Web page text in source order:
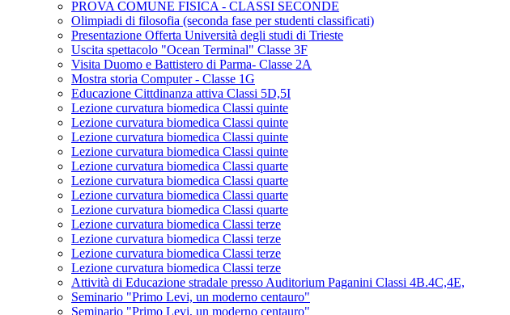
PROVA COMUNE FISICA - CLASSI SECONDE
Olimpiadi di filosofia (seconda fase per studenti classificati)
Presentazione Offerta Università degli studi di Trieste
Uscita spettacolo "Ocean Terminal" Classe 3F
Visita Duomo e Battistero di Parma- Classe 2A
Mostra storia Computer - Classe 1G
Educazione Cittdinanza attiva Classi 5D,5I
Lezione curvatura biomedica Classi quinte
Lezione curvatura biomedica Classi quinte
Lezione curvatura biomedica Classi quinte
Lezione curvatura biomedica Classi quinte
Lezione curvatura biomedica Classi quarte
Lezione curvatura biomedica Classi quarte
Lezione curvatura biomedica Classi quarte
Lezione curvatura biomedica Classi quarte
Lezione curvatura biomedica Classi terze
Lezione curvatura biomedica Classi terze
Lezione curvatura biomedica Classi terze
Lezione curvatura biomedica Classi terze
Attività di Educazione stradale presso Auditorium Paganini Classi 4B.4C,4E,
Seminario "Primo Levi, un moderno centauro"
Seminario "Primo Levi, un moderno centauro"